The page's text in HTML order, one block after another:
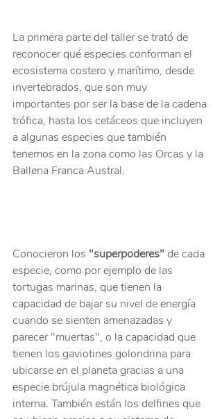
La primera parte del taller se trató de
reconocer qué especies conforman el
ecosistema costero y marítimo, desde
invertebrados, que son muy
importantes por ser la base de la cadena
trófica, hasta los cetáceos que incluyen
a algunas especies que también
tenemos en la zona como las Orcas y la
Ballena Franca Austral.
Conocieron los "superpoderes" de cada
especie, como por ejemplo de las
tortugas marinas, que tienen la
capacidad de bajar su nivel de energía
cuando se sienten amenazadas y
parecer "muertas", o la capacidad que
tienen los gaviotines golondrina para
ubicarse en el planeta gracias a una
especie brújula magnética biológica
interna. También están los delfines que